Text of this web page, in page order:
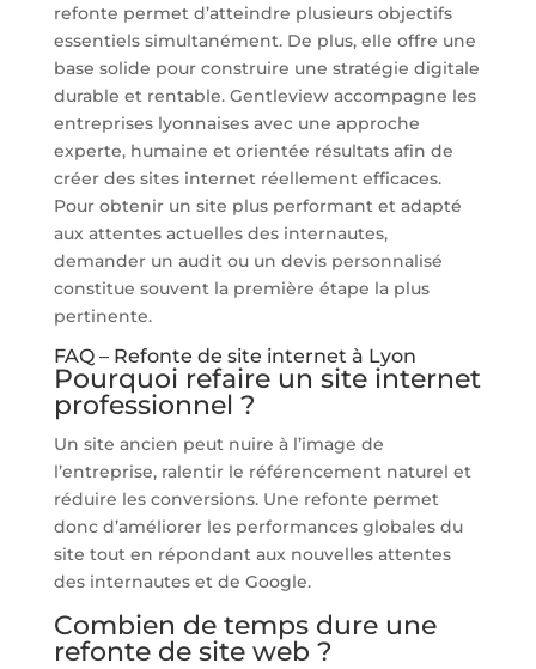
refonte permet d’atteindre plusieurs objectifs
essentiels simultanément. De plus, elle offre une
base solide pour construire une stratégie digitale
durable et rentable. Gentleview accompagne les
entreprises lyonnaises avec une approche
experte, humaine et orientée résultats afin de
créer des sites internet réellement efficaces.
Pour obtenir un site plus performant et adapté
aux attentes actuelles des internautes,
demander un audit ou un devis personnalisé
constitue souvent la première étape la plus
pertinente.
FAQ – Refonte de site internet à Lyon
Pourquoi refaire un site internet
professionnel ?
Un site ancien peut nuire à l’image de
l’entreprise, ralentir le référencement naturel et
réduire les conversions. Une refonte permet
donc d’améliorer les performances globales du
site tout en répondant aux nouvelles attentes
des internautes et de Google.
Combien de temps dure une
refonte de site web ?